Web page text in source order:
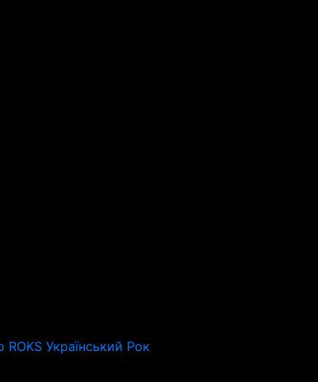
ROKS Український Рок